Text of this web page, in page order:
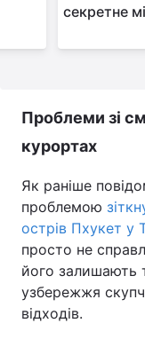
секретне
Проблеми зі
курортах
Як раніше
проблемою
острів Пхукет у
просто не
його залишають
узбережжя
відходів.